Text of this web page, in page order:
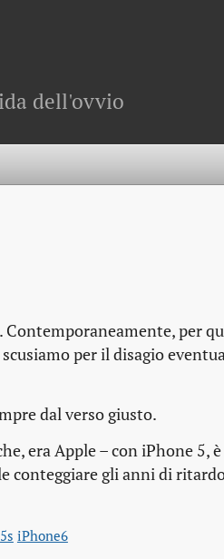
dell'ovvio
per
per il disagio
dal verso giusto.
era Apple – con iPhone 5, è
conteggiare gli anni di
5s iPhone6